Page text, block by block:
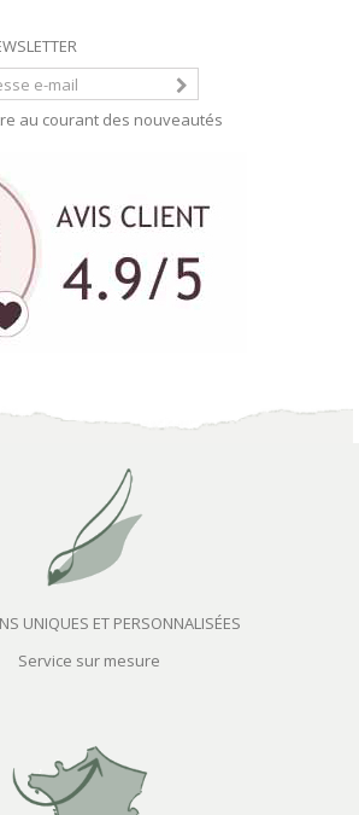
au courant des nouveautés
UNIQUES ET PERSONNALISÉES
Service sur mesure